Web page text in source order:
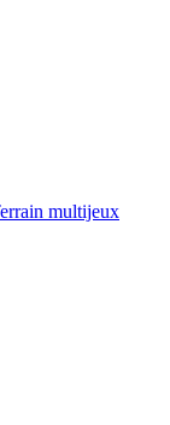
multijeux